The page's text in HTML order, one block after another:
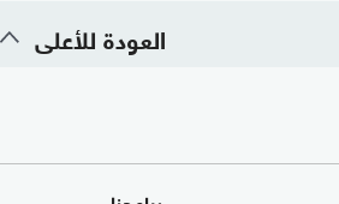
العودة للأعلى